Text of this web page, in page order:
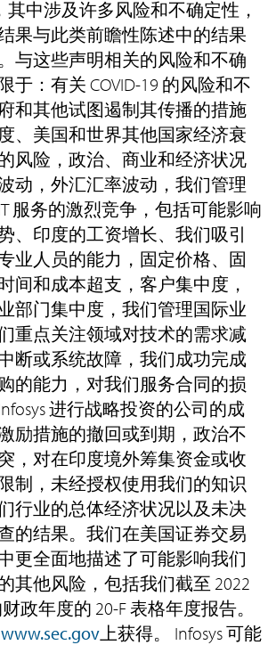
其中涉及许多风险和不确定性，
果与此类前瞻性陈述中的结果
与这些声明相关的风险和不确
于：有关 COVID-19 的风险和不
和其他试图遏制其传播的措施
、美国和世界其他国家经济衰
风险，政治、商业和经济状况
动，外汇汇率波动，我们管理
服务的激烈竞争，包括可能影响
、印度的工资增长、我们吸引
业人员的能力，固定价格、固
间和成本超支，客户集中度，
部门集中度，我们管理国际业
重点关注领域对技术的需求减
断或系统故障，我们成功完成
的能力，对我们服务合同的损
进行战略投资的公司的成
励措施的撤回或到期，政治不
，对在印度境外筹集资金或收
制，未经授权使用我们的知识
行业的总体经济状况以及未决
的结果。我们在美国证券交易
更全面地描述了可能影响我们
其他风险，包括我们截至 2022
政年度的 20-F 表格年度报告。
www.sec.gov上获得。 Infosys 可能